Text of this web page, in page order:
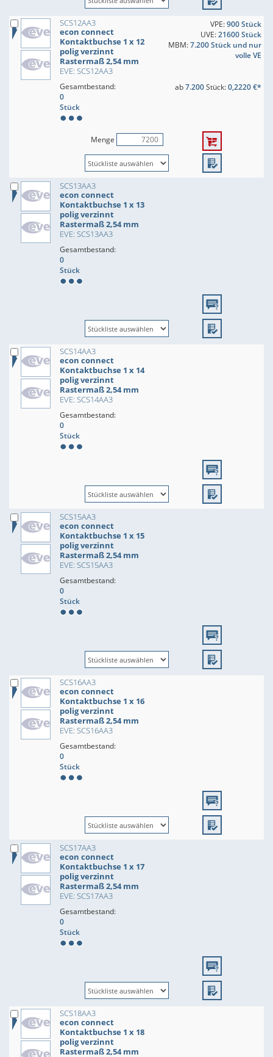
SCS12AA3
econ connect
Kontaktbuchse 1 x 12
polig verzinnt
Rastermaß 2,54 mm
EVE: SCS12AA3
VPE:900 Stück
UVE:21600 Stück
MBM:7.200 Stück und nur
volle VE
Gesamtbestand:
0
Stück
ab7.200Stück:0,2220 €*
Menge
SCS13AA3
econ connect
Kontaktbuchse 1 x 13
polig verzinnt
Rastermaß 2,54 mm
EVE: SCS13AA3
Gesamtbestand:
0
Stück
SCS14AA3
econ connect
Kontaktbuchse 1 x 14
polig verzinnt
Rastermaß 2,54 mm
EVE: SCS14AA3
Gesamtbestand:
0
Stück
SCS15AA3
econ connect
Kontaktbuchse 1 x 15
polig verzinnt
Rastermaß 2,54 mm
EVE: SCS15AA3
Gesamtbestand:
0
Stück
SCS16AA3
econ connect
Kontaktbuchse 1 x 16
polig verzinnt
Rastermaß 2,54 mm
EVE: SCS16AA3
Gesamtbestand:
0
Stück
SCS17AA3
econ connect
Kontaktbuchse 1 x 17
polig verzinnt
Rastermaß 2,54 mm
EVE: SCS17AA3
Gesamtbestand:
0
Stück
SCS18AA3
econ connect
Kontaktbuchse 1 x 18
polig verzinnt
Rastermaß 2,54 mm